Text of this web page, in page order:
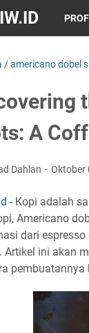
/americano dobel
A
Dahlan Oktober
- Kopi adalah
Americano
dari
Artikel ini akan